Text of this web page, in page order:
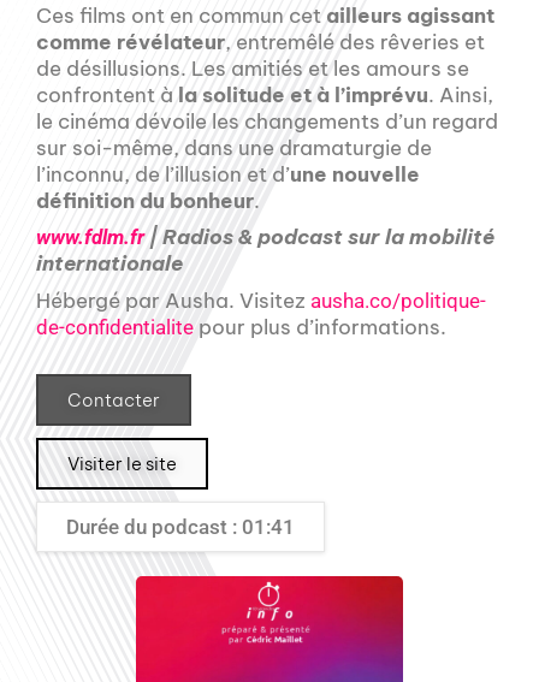
Ces films ont en commun cet ailleurs agissant
comme révélateur, entremêlé des rêveries et
de désillusions. Les amitiés et les amours se
confrontent à la solitude et à l’imprévu. Ainsi,
le cinéma dévoile les changements d’un regard
sur soi-même, dans une dramaturgie de
l’inconnu, de l’illusion et d’une nouvelle
définition du bonheur.
www.fdlm.fr| Radios & podcast sur la mobilité
internationale
Hébergé par Ausha. Visitez ausha.co/politique-
de-confidentialite pour plus d’informations.
Contacter
Visiter le site
Durée du podcast : 01:41